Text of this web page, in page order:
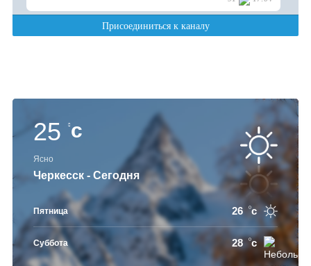
25 c
Ясно
Черкесск - Сегодня
Пятница 26 c
Суббота 28 c